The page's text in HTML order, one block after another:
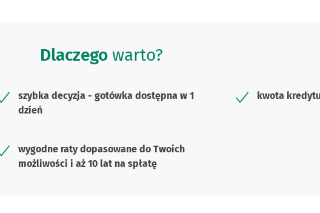
Dlaczegowarto?
szybka decyzja - gotówka dostępna w 1
dzień
kwota
wygodne raty dopasowane do Twoich
możliwości i aż 10 lat na spłatę